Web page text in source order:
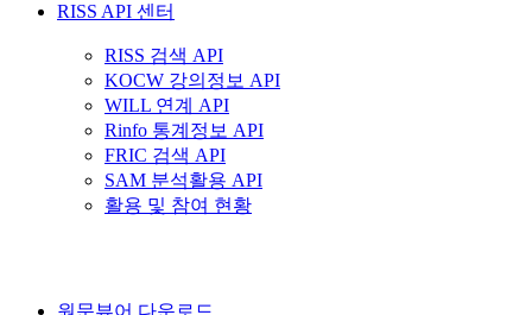
RISS API 센터
RISS 검색 API
KOCW 강의정보 API
WILL 연계 API
Rinfo 통계정보 API
FRIC 검색 API
SAM 분석활용 API
활용 및 참여 현황
원문뷰어 다운로드